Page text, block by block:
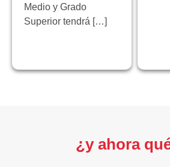
Medio y Grado
Superior tendrá […]
¿y ahora